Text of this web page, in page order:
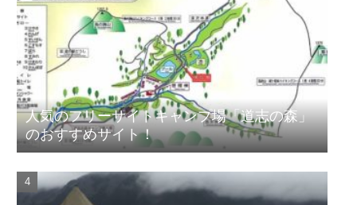
人気のフリーサイトキャンプ場「道志の森」
のおすすめサイト！